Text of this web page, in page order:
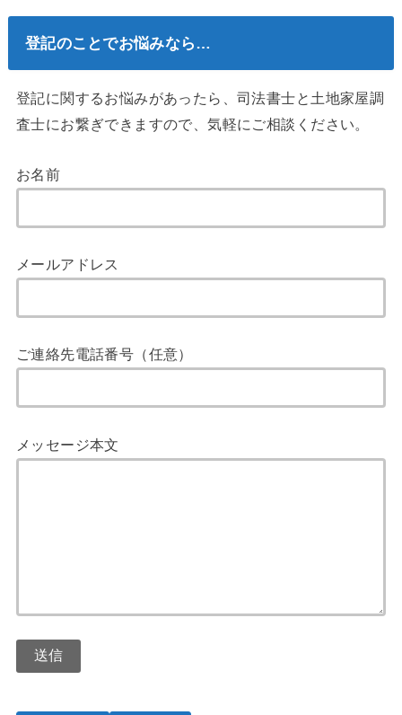
登記のことでお悩みなら…
登記に関するお悩みがあったら、司法書士と土地家屋調
査士にお繋ぎできますので、気軽にご相談ください。
お名前
メールアドレス
ご連絡先電話番号（任意）
メッセージ本文